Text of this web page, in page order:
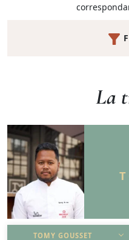
La
TOMY GOUSSET